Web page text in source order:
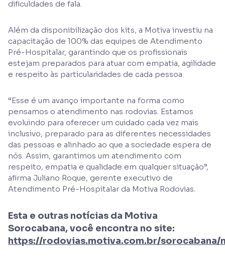
dificuldades de fala.
Além da disponibilização dos kits, a Motiva investiu na
capacitação de 100% das equipes de Atendimento
Pré-Hospitalar, garantindo que os profissionais
estejam preparados para atuar com empatia, agilidade
e respeito às particularidades de cada pessoa.
“Esse é um avanço importante na forma como
pensamos o atendimento nas rodovias. Estamos
evoluindo para oferecer um cuidado cada vez mais
inclusivo, preparado para as diferentes necessidades
das pessoas e alinhado ao que a sociedade espera de
nós. Assim, garantimos um atendimento com
respeito, empatia e qualidade em qualquer situação”,
afirma Juliano Roque, gerente executivo de
Atendimento Pré-Hospitalar da Motiva Rodovias.
Esta e outras notícias da Motiva
Sorocabana, você encontra no site:
https://rodovias.motiva.com.br/sorocabana/